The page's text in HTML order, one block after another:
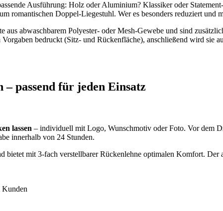
Ausführung: Holz oder Aluminium? Klassiker oder
romantischen Doppel-Liegestuhl. Wer es besonders reduziert und
aus abwaschbarem Polyester- oder Mesh-Gewebe und sind
bedruckt (Sitz- und Rückenfläche), anschließend wird sie
– passend für jeden Einsatz
lassen – individuell mit Logo, Wunschmotiv oder Foto. Vor dem
innerhalb von 24 Stunden.
bietet mit 3-fach verstellbarer Rückenlehne optimalen Komfort.